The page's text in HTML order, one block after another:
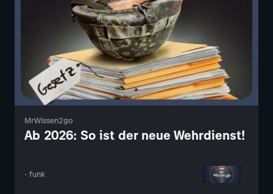
MrWissen2go
Ab 2026: So ist der neue Wehrdienst!
· funk